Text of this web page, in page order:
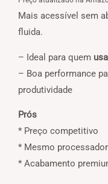
Mais acessível sem
fluida.
– Ideal para quem
– Boa performance
produtividade
Prós
* Preço competitivo
* Mesmo
* Acabamento